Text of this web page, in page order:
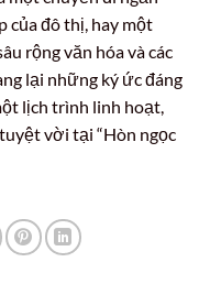
của đô thị, hay một
rộng văn hóa và các
lại những ký ức đáng
lịch trình linh hoạt,
vời tại “Hòn ngọc